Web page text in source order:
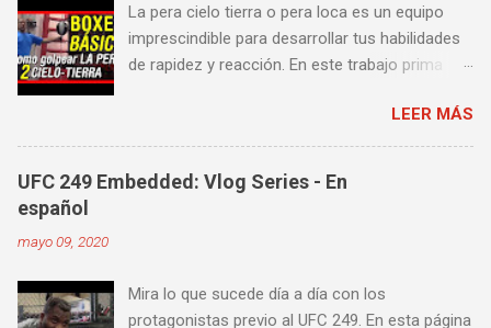
La pera cielo tierra o pera loca es un equipo
imprescindible para desarrollar tus habilidades
de rapidez y reacción. En este trabajo prima
fuerza o la contundencia. Este trabajo también
es fenomenal para desarrollar esquives y
contra golpes a alta velocidad; así como
también las entradas rápidas para acortar
algunos videos donde puedes aprender a
LEER MÁS
UFC 249 Embedded: Vlog Series - En
español
mayo 09, 2020
Mira lo que sucede día a día con los
protagonistas previo al UFC 249. En esta página